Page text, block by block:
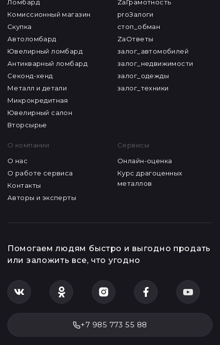
Ломбард
Комиссионный магазин
Скупка
Автоломбард
Ювелирный ломбард
Антикварный ломбард
Секонд-хенд
Металл и детали
Микрокредитная
Ювелирный салон
Вторсырье
ZaГрамотность
proЗалоги
стоп_обман
ZaОтветы
залог_автомобилей
залог_недвижимости
залог_одежды
залог_техники
О компании
О нас
О работе сервиса
Контакты
Авторы и эксперты
Сервисы
Онлайн-оценка
Курс драгоценных
металлов
Помогаем людям быстро и выгодно продать
или заложить все, что угодно
+7 985 773 55 88